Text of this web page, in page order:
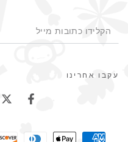
הקלידו
כתובות
עקבו אחרינו
שיטות